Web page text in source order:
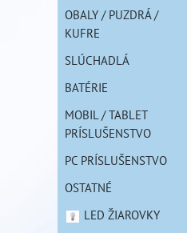
OBALY / PUZDRÁ /
KUFRE
SLÚCHADLÁ
BATÉRIE
MOBIL / TABLET
PRÍSLUŠENSTVO
PC PRÍSLUŠENSTVO
OSTATNÉ
LED ŽIAROVKY